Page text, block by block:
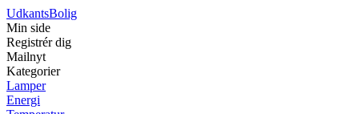
UdkantsBolig
Min side
Registrér dig
Mailnyt
Kategorier
Lamper
Energi